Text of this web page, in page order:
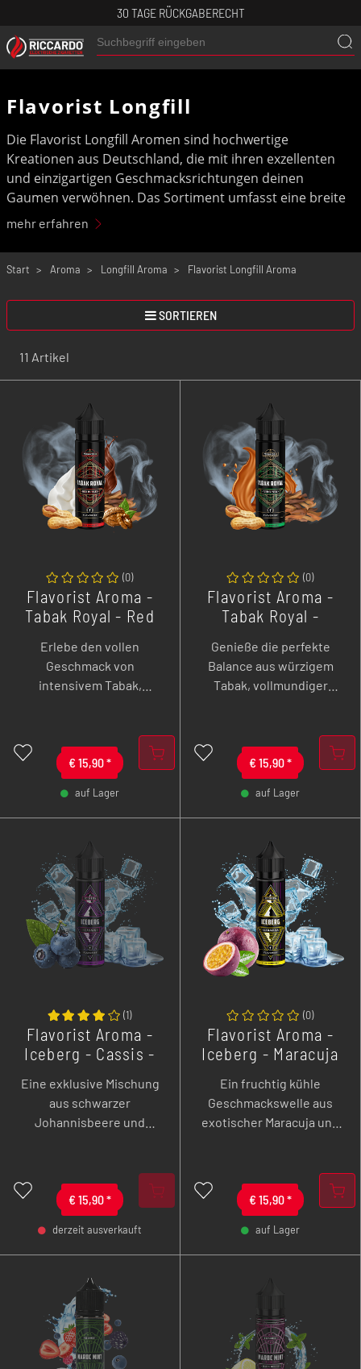
30 TAGE RÜCKGABERECHT
Flavorist Longfill
Die Flavorist Longfill Aromen sind hochwertige
Kreationen aus Deutschland, die mit ihren exzellenten
und einzigartigen Geschmacksrichtungen deinen
Gaumen verwöhnen. Das Sortiment umfasst eine breite
Palette von fruchtigen Aromen bis hin zu authentischen
und unvergleichliche Rezepturen, die speziell für eine
konstante Performance in deinemPod System
mehr erfahren
Start Aroma Longfill Aroma Flavorist Longfill Aroma
SORTIEREN
11 Artikel
- +
€ 15,90*
auf Lager
(0)
Flavorist Aroma -
Tabak Royal - Red
Longfill
Erlebe den vollen
Geschmack von
intensivem Tabak,
und nussigen Nuancen.
- +
€ 15,90*
auf Lager
(0)
Flavorist Aroma -
Tabak Royal -
Longfill
Genieße die perfekte
Balance aus würzigem
Tabak, vollmundiger
verfeinert mit einer
zartschmelzenden
Creme.
- +
€ 15,90*
derzeit ausverkauft
(1)
Flavorist Aroma -
Iceberg - Cassis -
Eine exklusive Mischung
aus schwarzer
Johannisbeere und
- +
€ 15,90*
auf Lager
(0)
Flavorist Aroma -
Iceberg - Maracuja
Ein fruchtig kühle
Geschmackswelle aus
exotischer Maracuja und